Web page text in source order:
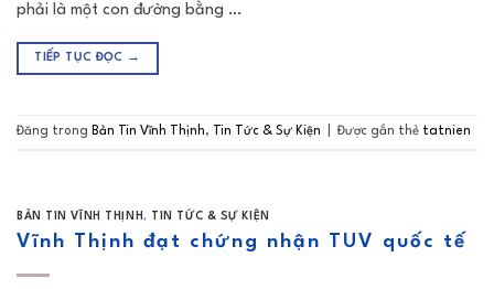
phải là một con đường bằng …
TIẾP TỤC ĐỌC →
Đăng trong Bản Tin Vĩnh Thịnh, Tin Tức & Sự Kiện Được gắn thẻ tatnien
BẢN TIN VĨNH THỊNH, TIN TỨC & SỰ KIỆN
Vĩnh Thịnh đạt chứng nhận TUV quốc tế